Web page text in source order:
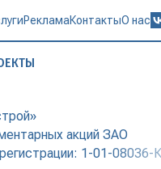
РекламаКонтактыО нас
акций ЗАО
1-01-08036-